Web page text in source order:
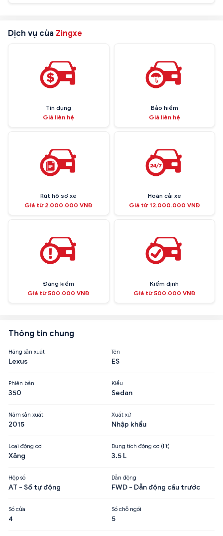
Dịch vụ của Zingxe
Tín dụng
Giá liên hệ
Bảo hiểm
Giá liên hệ
Rút hồ sơ xe
Giá từ 2.000.000 VNĐ
Hoán cải xe
Giá từ 12.000.000 VNĐ
Đăng kiểm
Giá từ 500.000 VNĐ
Kiểm định
Giá từ 500.000 VNĐ
Thông tin chung
Hãng sản xuất
Lexus
Tên
ES
Phiên bản
350
Kiểu
Sedan
Năm sản xuất
2015
Xuất xứ
Nhập khẩu
Loại động cơ
Xăng
Dung tích động cơ (lít)
3.5 L
Hộp số
AT - Số tự động
Dẫn động
FWD - Dẫn động cầu trước
Số cửa
4
Số chỗ ngồi
5